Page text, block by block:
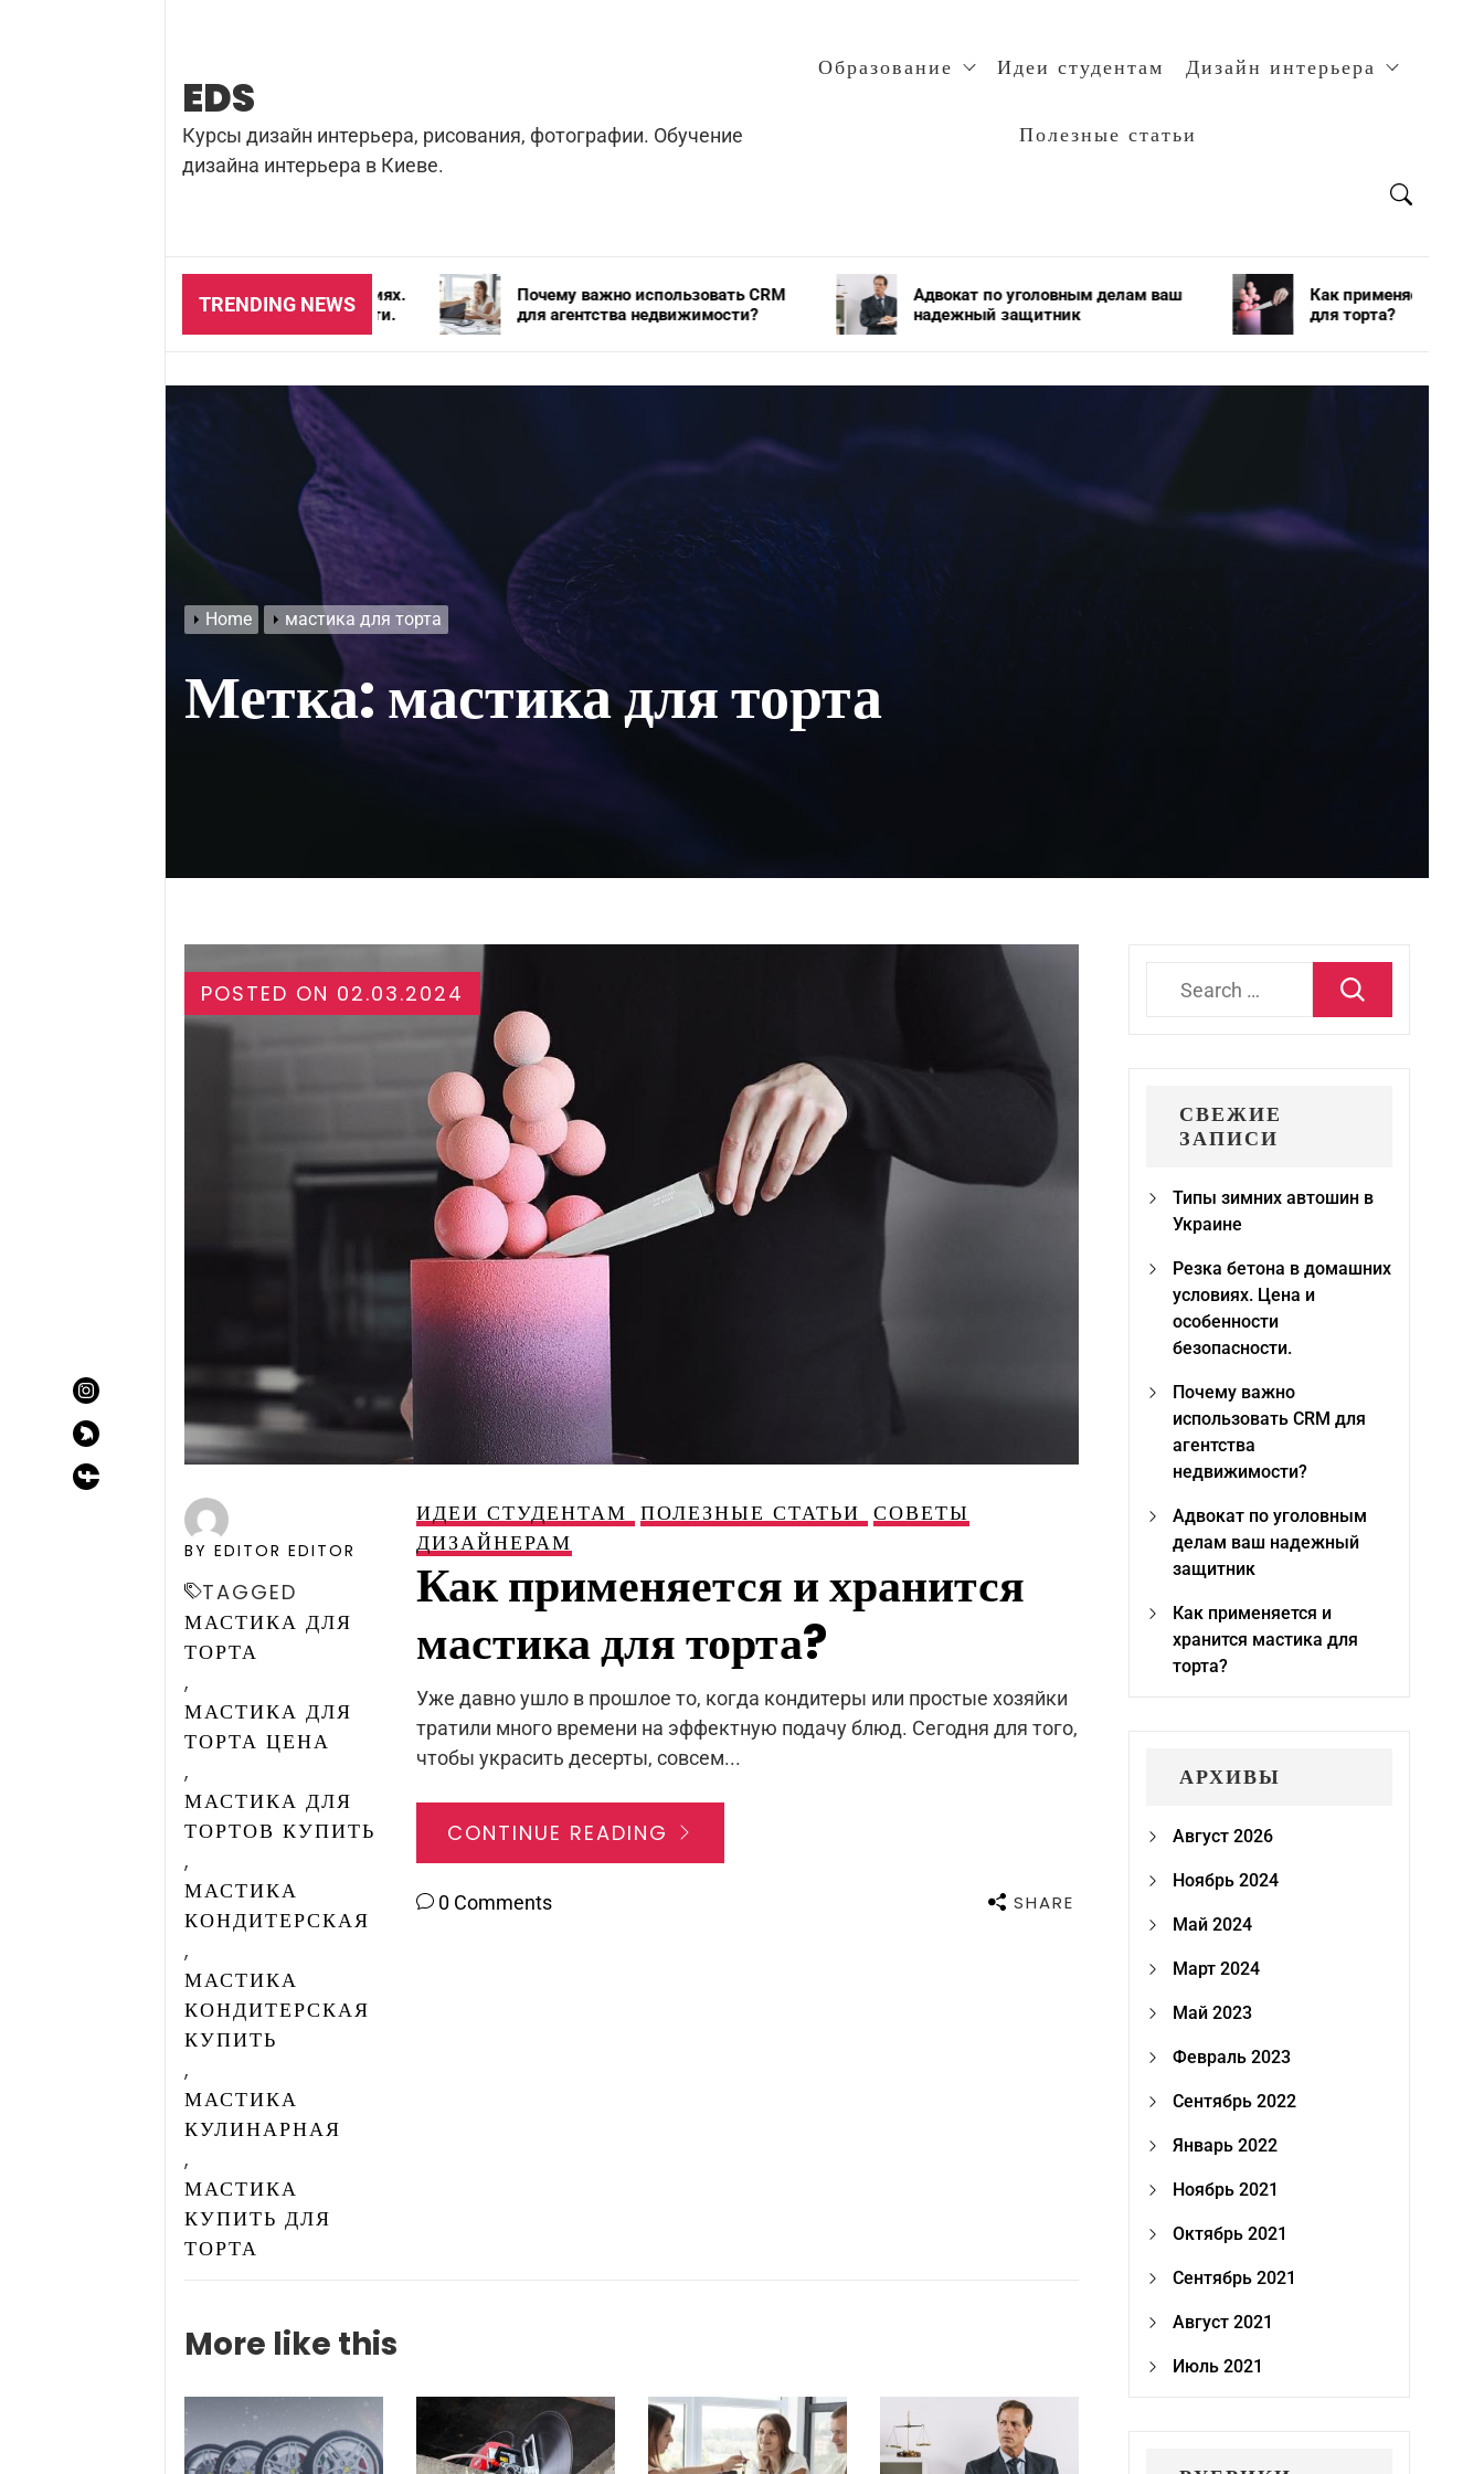
EDS
Курсы дизайн интерьера, рисования, фотографии. Обучение
дизайна интерьера в Киеве.
Образование Идеи студентам Дизайн интерьера
Полезные статьи
TRENDING NEWS
Резка бетона в домашних условиях.
Цена и особенности безопасности.
Почему важно использовать CRM
для агентства недвижимости?
Адвокат по уголовным делам ваш
надежный защитник
Как применяется и хранится
для торта?
Home мастика для торта
Метка:мастика для торта
POSTED ON 02.03.2024
BY EDITOR EDITOR
TAGGED
МАСТИКА ДЛЯ
ТОРТА
,
МАСТИКА ДЛЯ
ТОРТА ЦЕНА
,
МАСТИКА ДЛЯ
ТОРТОВ КУПИТЬ
,
МАСТИКА
КОНДИТЕРСКАЯ
,
МАСТИКА
КОНДИТЕРСКАЯ
КУПИТЬ
,
МАСТИКА
КУЛИНАРНАЯ
,
МАСТИКА
КУПИТЬ ДЛЯ
ТОРТА
ИДЕИ СТУДЕНТАМ ПОЛЕЗНЫЕ СТАТЬИ СОВЕТЫ
ДИЗАЙНЕРАМ
Как применяется и хранится
мастика для торта?
Уже давно ушло в прошлое то, когда кондитеры или простые хозяйки
тратили много времени на эффектную подачу блюд. Сегодня для того,
чтобы украсить десерты, совсем...
CONTINUE READING
0 Comments SHARE
More like this
СВЕЖИЕ
ЗАПИСИ
Типы зимних автошин в
Украине
Резка бетона в домашних
условиях. Цена и
особенности
безопасности.
Почему важно
использовать CRM для
агентства
недвижимости?
Адвокат по уголовным
делам ваш надежный
защитник
Как применяется и
хранится мастика для
торта?
АРХИВЫ
Август 2026
Ноябрь 2024
Май 2024
Март 2024
Май 2023
Февраль 2023
Сентябрь 2022
Январь 2022
Ноябрь 2021
Октябрь 2021
Сентябрь 2021
Август 2021
Июль 2021